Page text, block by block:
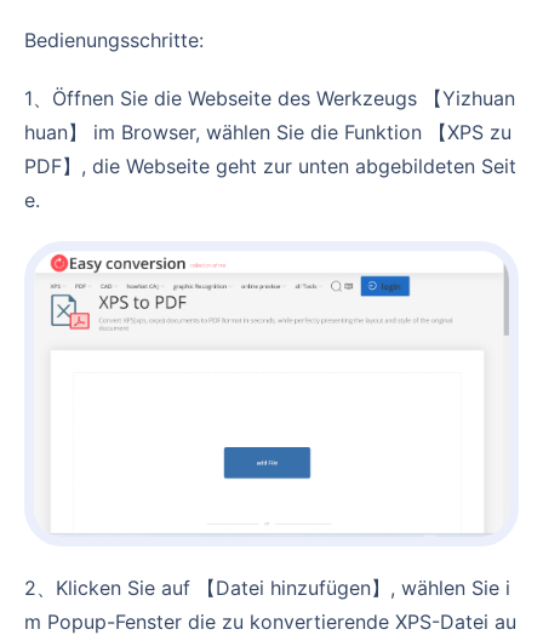
Bedienungsschritte:
1、Öffnen Sie die Webseite des Werkzeugs 【Yizhuan
huan】 im Browser, wählen Sie die Funktion 【XPS zu
PDF】, die Webseite geht zur unten abgebildeten Seit
e.
2、Klicken Sie auf 【Datei hinzufügen】, wählen Sie i
m Popup-Fenster die zu konvertierende XPS-Datei au